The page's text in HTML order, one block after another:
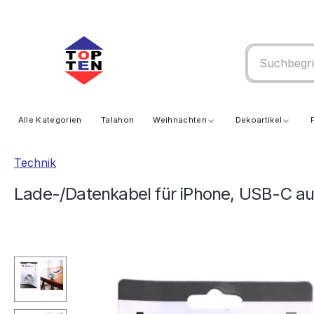
Alle Kategorien Talahon Weihnachten Dekoartikel
Technik
Lade-/Datenkabel für iPhone, USB-C
Bildergalerie überspringen